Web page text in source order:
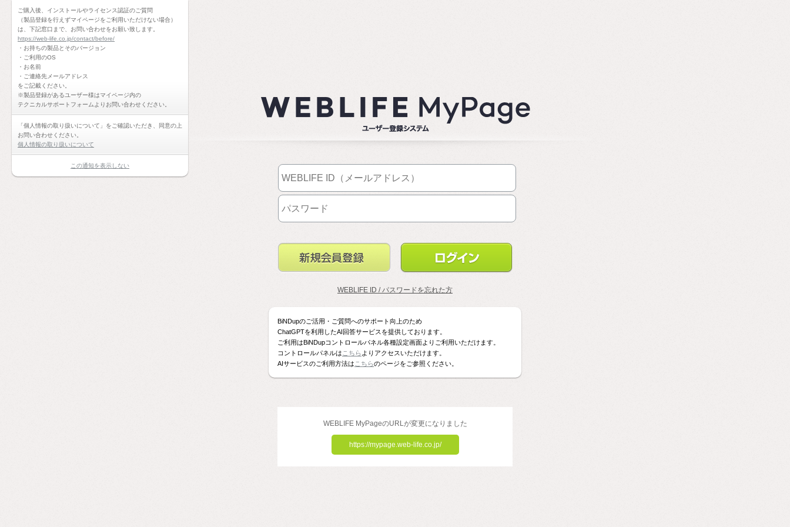
WEBLIFE ID / パスワードを忘れた方
BiNDupのご活用・ご質問へのサポート向上のため
ChatGPTを利用したAI回答サービスを提供しております。
ご利用はBiNDupコントロールパネル各種設定画面よりご利用いただけます。
コントロールパネルは こちら よりアクセスいただけます。
AIサービスのご利用方法は こちらのページをご参照ください。
WEBLIFE MyPageのURLが変更になりました
https://mypage.web-life.co.jp/
ご購入後、インストールやライセンス認証のご質問
（製品登録を行えずマイページをご利用いただけない場合）
は、下記窓口まで、お問い合わせをお願い致します。
https://web-life.co.jp/contact/before/
・お持ちの製品とそのバージョン
・ご利用のOS
・お名前
・ご連絡先メールアドレス
をご記載ください。
※製品登録があるユーザー様はマイページ内の
テクニカルサポートフォームよりお問い合わせください。
「個人情報の取り扱いについて」をご確認いただき、同意の上
お問い合わせください。
個人情報の取り扱いについて
この通知を表示しない